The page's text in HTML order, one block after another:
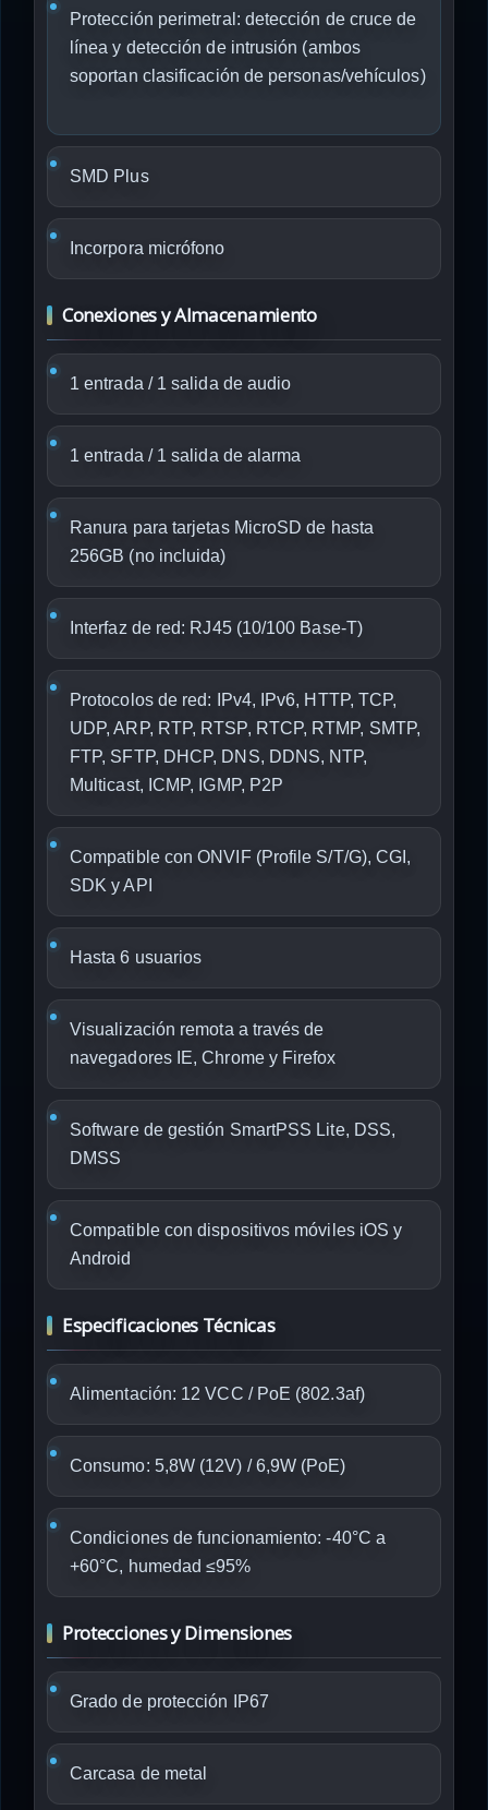
Protección perimetral: detección de cruce de
línea y detección de intrusión (ambos
soportan clasificación de personas/vehículos)
SMD Plus
Incorpora micrófono
Conexiones y Almacenamiento
1 entrada / 1 salida de audio
1 entrada / 1 salida de alarma
Ranura para tarjetas MicroSD de hasta
256GB (no incluida)
Interfaz de red: RJ45 (10/100 Base-T)
Protocolos de red: IPv4, IPv6, HTTP, TCP,
UDP, ARP, RTP, RTSP, RTCP, RTMP, SMTP,
FTP, SFTP, DHCP, DNS, DDNS, NTP,
Multicast, ICMP, IGMP, P2P
Compatible con ONVIF (Profile S/T/G), CGI,
SDK y API
Hasta 6 usuarios
Visualización remota a través de
navegadores IE, Chrome y Firefox
Software de gestión SmartPSS Lite, DSS,
DMSS
Compatible con dispositivos móviles iOS y
Android
Especificaciones Técnicas
Alimentación: 12 VCC / PoE (802.3af)
Consumo: 5,8W (12V) / 6,9W (PoE)
Condiciones de funcionamiento: -40°C a
+60°C, humedad ≤95%
Protecciones y Dimensiones
Grado de protección IP67
Carcasa de metal